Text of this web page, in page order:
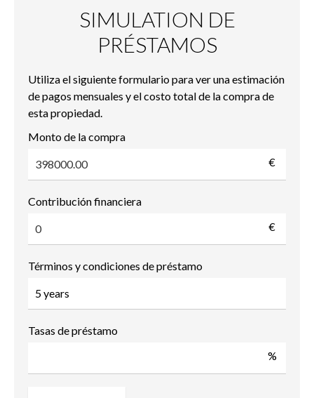
SIMULATION DE
PRÉSTAMOS
Utiliza el siguiente formulario para ver una estimación
de pagos mensuales y el costo total de la compra de
esta propiedad.
Monto de la compra
€
Contribución financiera
€
Términos y condiciones de préstamo
Tasas de préstamo
%